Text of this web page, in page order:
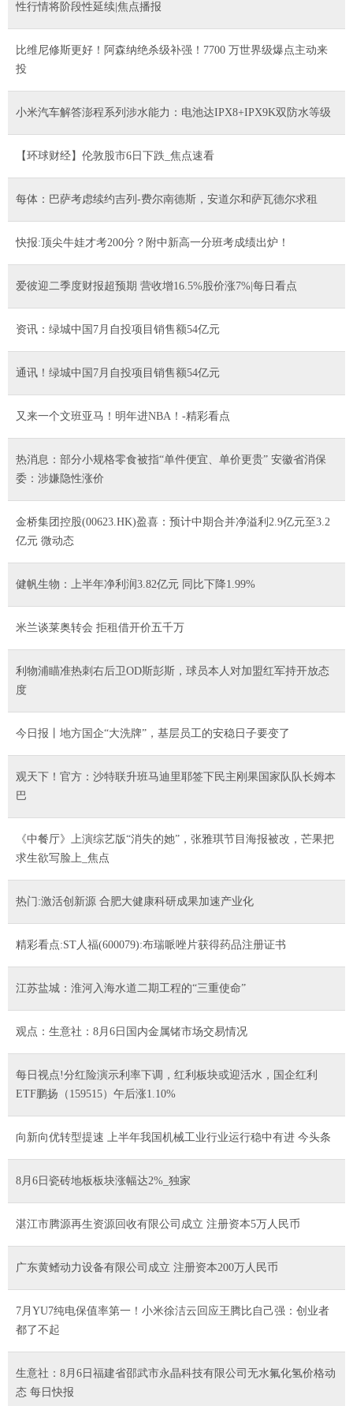
性行情将阶段性延续|焦点播报
比维尼修斯更好！阿森纳绝杀级补强！7700 万世界级爆点主动来
投
小米汽车解答澎程系列涉水能力：电池达IPX8+IPX9K双防水等级
【环球财经】伦敦股市6日下跌_焦点速看
每体：巴萨考虑续约吉列-费尔南德斯，安道尔和萨瓦德尔求租
快报:顶尖牛娃才考200分？附中新高一分班考成绩出炉！
爱彼迎二季度财报超预期 营收增16.5%股价涨7%|每日看点
资讯：绿城中国7月自投项目销售额54亿元
通讯！绿城中国7月自投项目销售额54亿元
又来一个文班亚马！明年进NBA！-精彩看点
热消息：部分小规格零食被指“单件便宜、单价更贵” 安徽省消保
委：涉嫌隐性涨价
金桥集团控股(00623.HK)盈喜：预计中期合并净溢利2.9亿元至3.2
亿元 微动态
健帆生物：上半年净利润3.82亿元 同比下降1.99%
米兰谈莱奥转会 拒租借开价五千万
利物浦瞄准热刺右后卫OD斯彭斯，球员本人对加盟红军持开放态
度
今日报丨地方国企“大洗牌”，基层员工的安稳日子要变了
观天下！官方：沙特联升班马迪里耶签下民主刚果国家队队长姆本
巴
《中餐厅》上演综艺版“消失的她”，张雅琪节目海报被改，芒果把
求生欲写脸上_焦点
热门:激活创新源 合肥大健康科研成果加速产业化
精彩看点:ST人福(600079):布瑞哌唑片获得药品注册证书
江苏盐城：淮河入海水道二期工程的“三重使命”
观点：生意社：8月6日国内金属锗市场交易情况
每日视点!分红险演示利率下调，红利板块或迎活水，国企红利
ETF鹏扬（159515）午后涨1.10%
向新向优转型提速 上半年我国机械工业行业运行稳中有进 今头条
8月6日瓷砖地板板块涨幅达2%_独家
湛江市腾源再生资源回收有限公司成立 注册资本5万人民币
广东黄鳍动力设备有限公司成立 注册资本200万人民币
7月YU7纯电保值率第一！小米徐洁云回应王腾比自己强：创业者
都了不起
生意社：8月6日福建省邵武市永晶科技有限公司无水氟化氢价格动
态 每日快报